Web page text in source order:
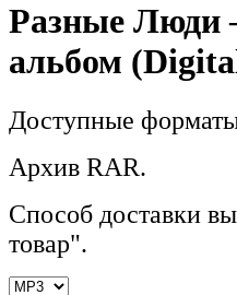
Разные Люди
альбом
Доступные
Архив RAR.
Способ доставки
товар".